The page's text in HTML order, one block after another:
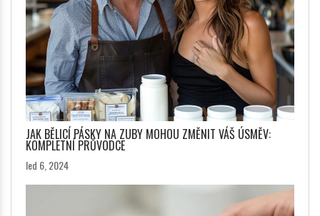
JAK BĚLICÍ PÁSKY NA ZUBY MOHOU ZMĚNIT VÁŠ ÚSMĚV:
KOMPLETNÍ PRŮVODCE
led 6, 2024